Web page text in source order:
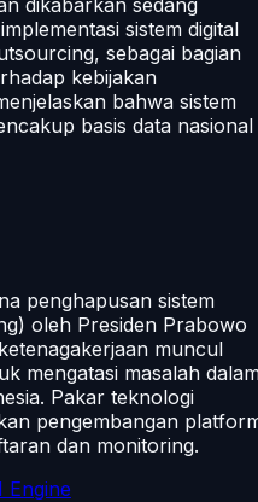
sistem digital
sebagai bagian
kebijakan
bahwa sistem
basis data nasional
penghapusan sistem
oleh Presiden Prabowo
muncul
mengatasi masalah
Pakar teknologi
pengembangan
dan monitoring.